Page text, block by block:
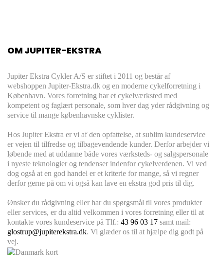
OM JUPITER-EKSTRA
Jupiter Ekstra Cykler A/S er stiftet i 2011 og består af
webshoppen Jupiter-Ekstra.dk og en moderne cykelforretning i
København. Vores forretning har et cykelværksted med
kompetent og faglært personale, som hver dag yder rådgivning og
service til mange københavnske cyklister.
Hos Jupiter Ekstra er vi af den opfattelse, at sublim kundeservice
er vejen til tilfredse og tilbagevendende kunder. Derfor arbejder vi
løbende med at uddanne både vores værksteds- og salgspersonale
i nyeste teknologier og tendenser indenfor cykelverdenen. Vi ved
dog også at en god handel er et kriterie for mange, så vi regner
derfor gerne på om vi også kan lave en ekstra god pris til dig.
Ønsker du rådgivning eller har du spørgsmål til vores produkter
eller services, er du altid velkommen i vores forretning eller til at
kontakte vores kundeservice på Tlf.: 43 96 03 17 samt mail:
glostrup@jupiterekstra.dk. Vi glæder os til at hjælpe dig godt på
vej.